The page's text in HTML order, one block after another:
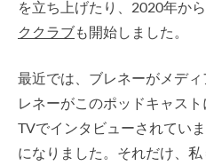
を立ち上げたり、2020年か
ククラブ も開始しました。
最近では、ブレネーがメデ
レネーがこのポッドキャス
TVでインタビューされてい
になりました。それだけ、